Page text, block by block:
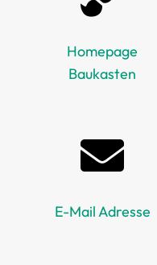
Homepage
Baukasten
E-Mail Adresse